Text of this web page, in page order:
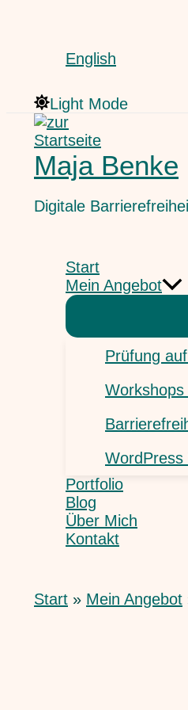
English
Light Mode
Maja Benke
Digitale
Start
Mein Angebot
Prüfung
WordPress
Portfolio
Blog
Über Mich
Kontakt
Start Mein Angebot